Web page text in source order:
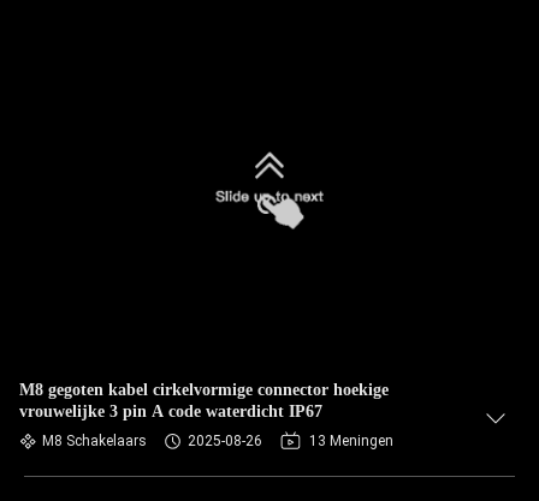
M8 gegoten kabel cirkelvormige connector hoekige
vrouwelijke 3 pin A code waterdicht IP67
M8 Schakelaars 2025-08-26 13 Meningen